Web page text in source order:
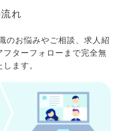
れ
のお悩みやご相談、求人紹
ターフォローまで完全無
ます。